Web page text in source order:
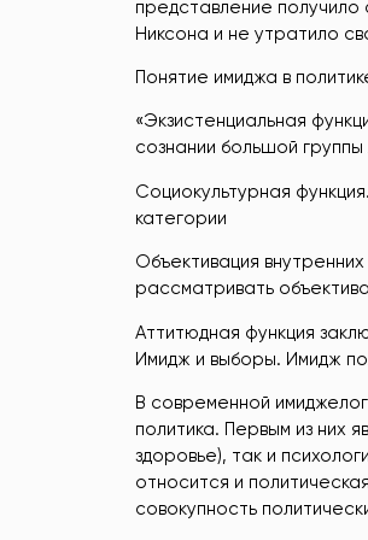
представление
Никсона и не утратило
Понятие имиджа в
«Экзистенциальная
сознании большой
Социокультурная
категории
Объективация
рассматривать
Аттитюдная функция
Имидж и выборы. Имидж
В современной
политика. Первым из них
здоровье), так и
относится и
совокупность